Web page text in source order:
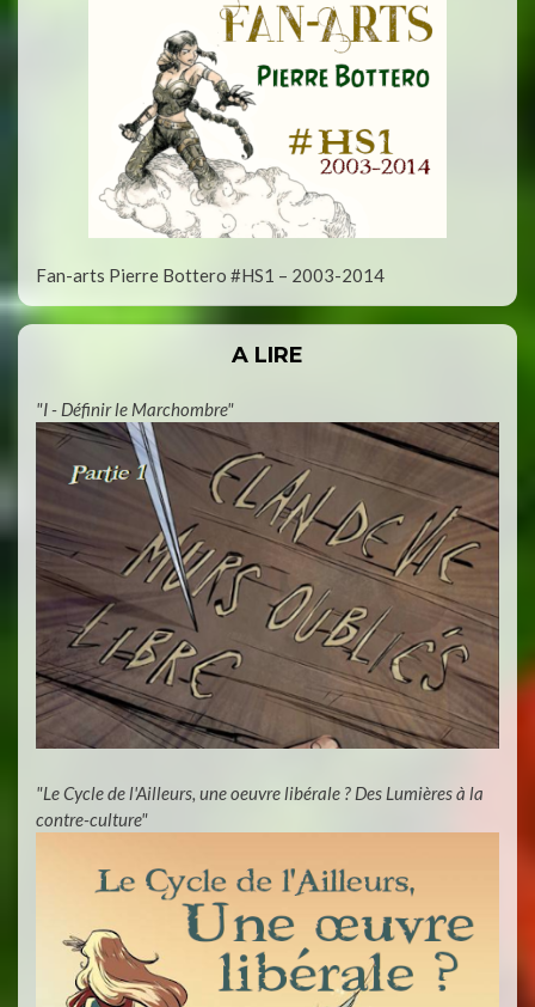
Fan-arts Pierre Bottero #HS1 – 2003-2014
A LIRE
"I - Définir le Marchombre"
"Le Cycle de l'Ailleurs, une oeuvre libérale ? Des Lumières à la
contre-culture"